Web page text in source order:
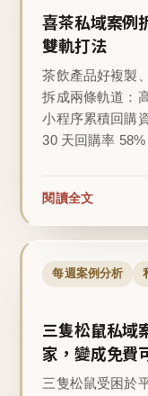
喜茶私域案例
雙軌打法
茶飲產品好複製
拆成兩條軌道：
小程序累積回購
30 天回購率 58%
閱讀全文
每週案例分析
三隻松鼠私域
家，變成免費
三隻松鼠受困於